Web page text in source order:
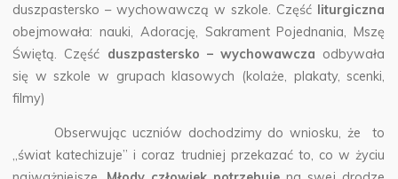
duszpastersko – wychowawczą w szkole. Część liturgiczna
obejmowała: nauki, Adorację, Sakrament Pojednania, Mszę
Świętą. Część duszpastersko – wychowawcza odbywała
się w szkole w grupach klasowych (kolaże, plakaty, scenki,
filmy)
Obserwując uczniów dochodzimy do wniosku, że to
„świat katechizuje” i coraz trudniej przekazać to, co w życiu